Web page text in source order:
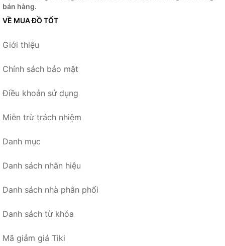
bán hàng.
VỀ MUA ĐỒ TỐT
Giới thiệu
Chính sách bảo mật
Điều khoản sử dụng
Miễn trừ trách nhiệm
Danh mục
Danh sách nhãn hiệu
Danh sách nhà phân phối
Danh sách từ khóa
Mã giảm giá Tiki